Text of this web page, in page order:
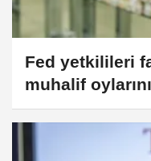
Fed yetkilileri
muhalif
açıkladı